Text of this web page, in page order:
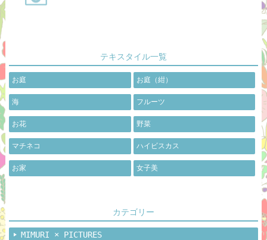
テキスタイル一覧
お庭 お庭（紺）
海 フルーツ
お花 野菜
マチネコ ハイビスカス
お家 女子美
カテゴリー
MIMURI × PICTURES